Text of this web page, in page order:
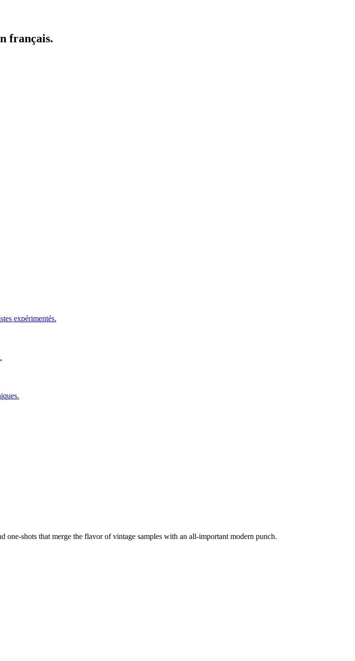
français.
expérimentés.
one-shots that merge the flavor of vintage samples with an all-important modern punch.